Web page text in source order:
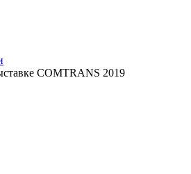
COMTRANS 2019